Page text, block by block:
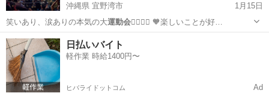
沖縄県 宜野湾市
1月15日
笑いあり、涙ありの本気の大運動会 🤹‍♀️❤️‍🔥 🧡楽しいことが好…
沖縄 宜野湾市 スポーツ
日払いバイト
軽作業 時給1400円〜
ヒバライドットコム Ad